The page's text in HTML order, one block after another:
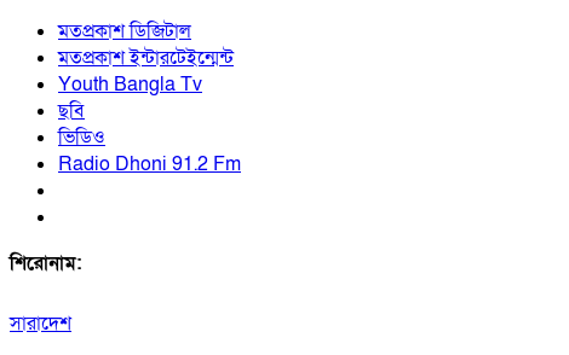
মতপ্রকাশ ডিজিটাল
মতপ্রকাশ ইন্টারটেইন্মেন্ট
Youth Bangla Tv
ছবি
ভিডিও
Radio Dhoni 91.2 Fm
শিরোনাম:
সারাদেশ